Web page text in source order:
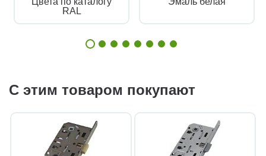
RAL
С этим товаром покупают